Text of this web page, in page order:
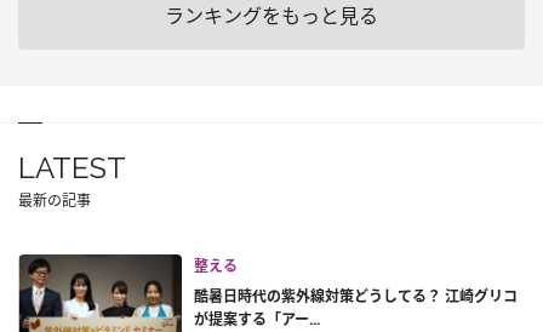
ランキングをもっと見る
LATEST
最新の記事
整える
酷暑日時代の紫外線対策どうしてる？ 江崎グリコ
が提案する「アー...